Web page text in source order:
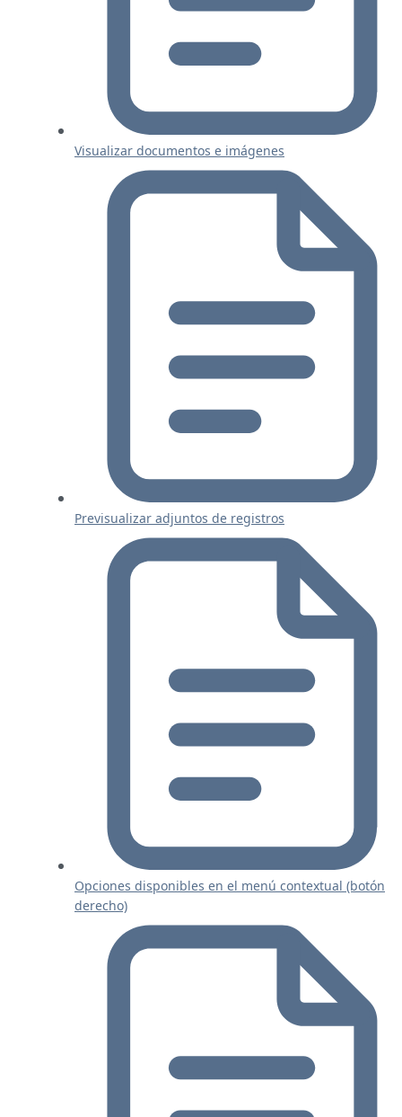
Visualizar documentos e imágenes
Previsualizar adjuntos de registros
Opciones disponibles en el menú contextual (botón
derecho)